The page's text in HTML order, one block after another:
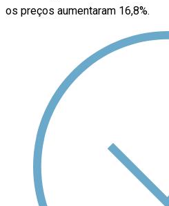
os preços aumentaram 16,8%.